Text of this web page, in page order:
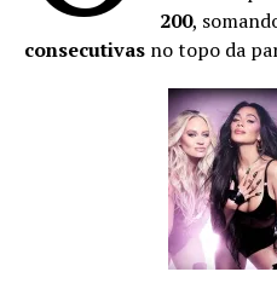
200,
consecutivas no topo da